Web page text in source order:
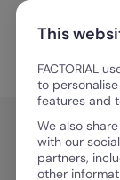
Vai al contenuto
Gestione
Gestione del
This
FACTORIAL
to
features and
We also
with our
partners,
other